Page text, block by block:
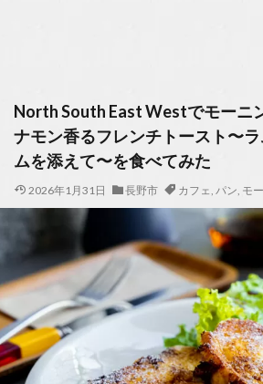
North South East Westでモーニ
ナモン香るフレンチトースト〜
ムを添えて〜を食べてみた
2026年1月31日 長野市 カフェ, パン, モ